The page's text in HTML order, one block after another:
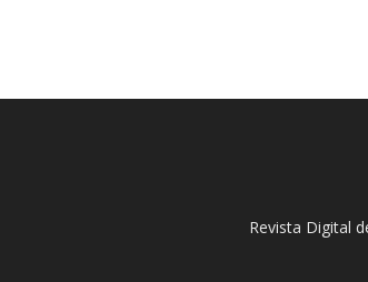
Revista Digital